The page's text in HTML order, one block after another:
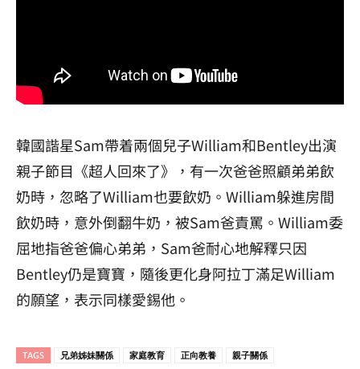
韓國諧星Sam帶着兩個兒子William和Bentley出演
親子節目《超人回來了》，有一次爸爸照顧弟弟飲
奶時，忽略了William也要飲奶。William躲進房間
飲奶時，意外倒翻牛奶，被Sam爸責罵。William委
屈地指爸爸偏心弟弟，Sam爸耐心地解釋只因
Bentley仍是寶寶，隨後更化身阿拉丁滿足William
的願望，表示同樣愛錫他。
TAGS 兄弟姊妹關係 家庭教育 正向教養 親子關係